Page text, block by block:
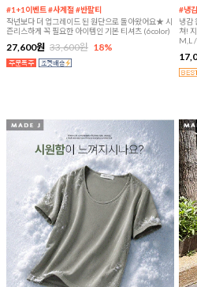
#1+1이벤트 #사계절 #반팔티
작년보다 더 업그레이드 된 원단으로 돌아왔어요★ 시
즌리스하게 꼭 필요한 아이템인 기본 티셔츠 (6color)
27,600원 33,600원 18%
#냉
냉감
쳐!
M,L /